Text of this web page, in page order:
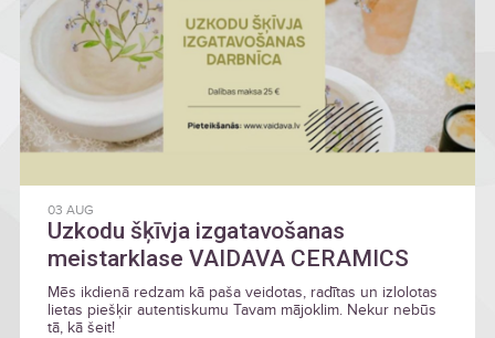
03 AUG
Uzkodu šķīvja izgatavošanas
meistarklase VAIDAVA CERAMICS
Mēs ikdienā redzam kā paša veidotas, radītas un izlolotas
lietas piešķir autentiskumu Tavam mājoklim. Nekur nebūs
tā, kā šeit!